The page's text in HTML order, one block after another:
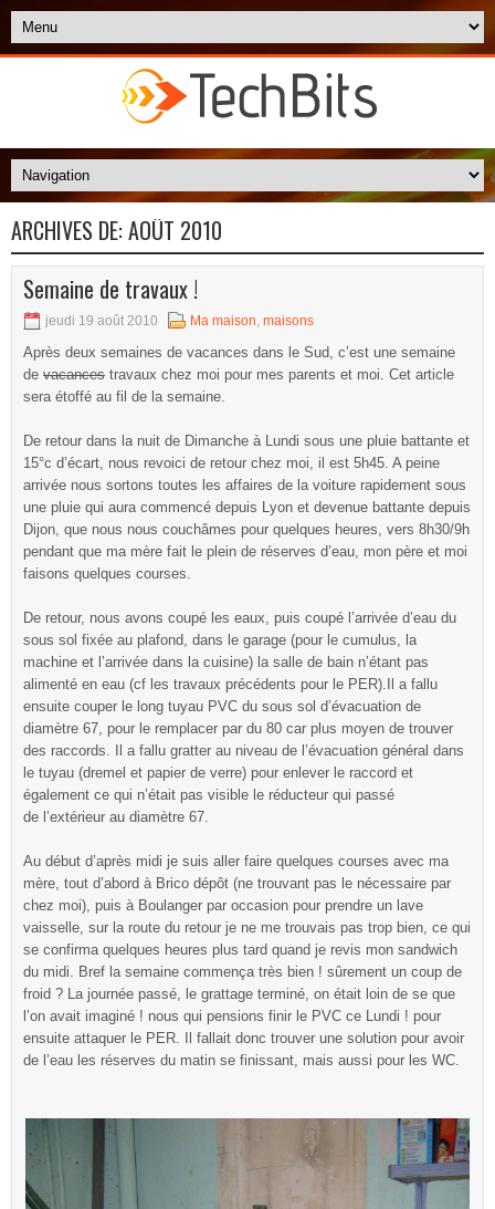
ARCHIVES DE:AOÛT 2010
Semaine de travaux !
jeudi 19 août 2010 Ma maison, maisons
Après deux semaines de vacances dans le Sud, c’est une semaine
de vacances travaux chez moi pour mes parents et moi. Cet article
sera étoffé au fil de la semaine.
De retour dans la nuit de Dimanche à Lundi sous une pluie battante et
15°c d’écart, nous revoici de retour chez moi, il est 5h45. A peine
arrivée nous sortons toutes les affaires de la voiture rapidement sous
une pluie qui aura commencé depuis Lyon et devenue battante depuis
Dijon, que nous nous couchâmes pour quelques heures, vers 8h30/9h
pendant que ma mère fait le plein de réserves d’eau, mon père et moi
faisons quelques courses.
De retour, nous avons coupé les eaux, puis coupé l’arrivée d’eau du
sous sol fixée au plafond, dans le garage (pour le cumulus, la
machine et l’arrivée dans la cuisine) la salle de bain n’étant pas
alimenté en eau (cf les travaux précédents pour le PER).Il a fallu
ensuite couper le long tuyau PVC du sous sol d’évacuation de
diamètre 67, pour le remplacer par du 80 car plus moyen de trouver
des raccords. Il a fallu gratter au niveau de l’évacuation général dans
le tuyau (dremel et papier de verre) pour enlever le raccord et
également ce qui n’était pas visible le réducteur qui passé
de l’extérieur au diamètre 67.
Au début d’après midi je suis aller faire quelques courses avec ma
mère, tout d’abord à Brico dépôt (ne trouvant pas le nécessaire par
chez moi), puis à Boulanger par occasion pour prendre un lave
vaisselle, sur la route du retour je ne me trouvais pas trop bien, ce qui
se confirma quelques heures plus tard quand je revis mon sandwich
du midi. Bref la semaine commença très bien ! sûrement un coup de
froid ? La journée passé, le grattage terminé, on était loin de se que
l’on avait imaginé ! nous qui pensions finir le PVC ce Lundi ! pour
ensuite attaquer le PER. Il fallait donc trouver une solution pour avoir
de l’eau les réserves du matin se finissant, mais aussi pour les WC.